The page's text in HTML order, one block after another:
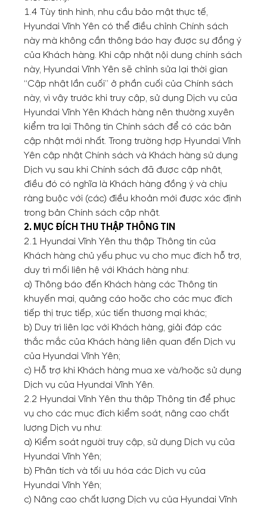
1.4 Tùy tình hình, nhu cầu bảo mật thực tế,
Hyundai Vĩnh Yên có thể điều chỉnh Chính sách
này mà không cần thông báo hay được sự đồng ý
của Khách hàng. Khi cập nhật nội dung chính sách
này, Hyundai Vĩnh Yên sẽ chỉnh sửa lại thời gian
“Cập nhật lần cuối” ở phần cuối của Chính sách
này, vì vậy trước khi truy cập, sử dụng Dịch vụ của
Hyundai Vĩnh Yên Khách hàng nên thường xuyên
kiểm tra lại Thông tin Chính sách để có các bản
cập nhật mới nhất. Trong trường hợp Hyundai Vĩnh
Yên cập nhật Chính sách và Khách hàng sử dụng
Dịch vụ sau khi Chính sách đã được cập nhật,
điều đó có nghĩa là Khách hàng đồng ý và chịu
ràng buộc với (các) điều khoản mới được xác định
trong bản Chính sách cập nhật.
2. MỤC ĐÍCH THU THẬP THÔNG TIN
2.1 Hyundai Vĩnh Yên thu thập Thông tin của
Khách hàng chủ yếu phục vụ cho mục đích hỗ trợ,
duy trì mối liên hệ với Khách hàng như:
a) Thông báo đến Khách hàng các Thông tin
khuyến mại, quảng cáo hoặc cho các mục đích
tiếp thị trực tiếp, xúc tiến thương mại khác;
b) Duy trì liên lạc với Khách hàng, giải đáp các
thắc mắc của Khách hàng liên quan đến Dịch vụ
của Hyundai Vĩnh Yên;
c) Hỗ trợ khi Khách hàng mua xe và/hoặc sử dụng
Dịch vụ của Hyundai Vĩnh Yên.
2.2 Hyundai Vĩnh Yên thu thập Thông tin để phục
vụ cho các mục đích kiểm soát, nâng cao chất
lượng Dịch vụ như:
a) Kiểm soát người truy cập, sử dụng Dịch vụ của
Hyundai Vĩnh Yên;
b) Phân tích và tối ưu hóa các Dịch vụ của
Hyundai Vĩnh Yên;
c) Nâng cao chất lượng Dịch vụ của Hyundai Vĩnh